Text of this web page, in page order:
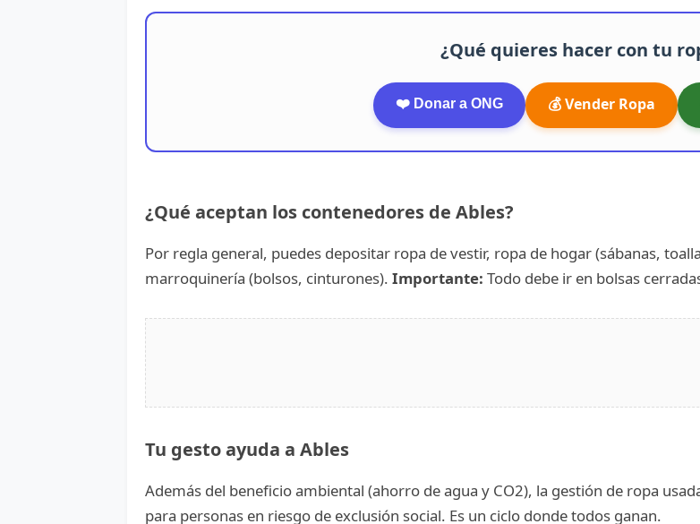
¿Qué quieres hacer con tu
❤️ Donar a ONG 💰 Vender Ropa
¿Qué aceptan los contenedores de Ables?
Por regla general, puedes depositar ropa de vestir, ropa de hogar (sábanas,
marroquinería (bolsos, cinturones). Importante: Todo debe ir en bolsas
Tu gesto ayuda a Ables
Además del beneficio ambiental (ahorro de agua y CO2), la gestión de ropa
para personas en riesgo de exclusión social. Es un ciclo donde todos ganan.